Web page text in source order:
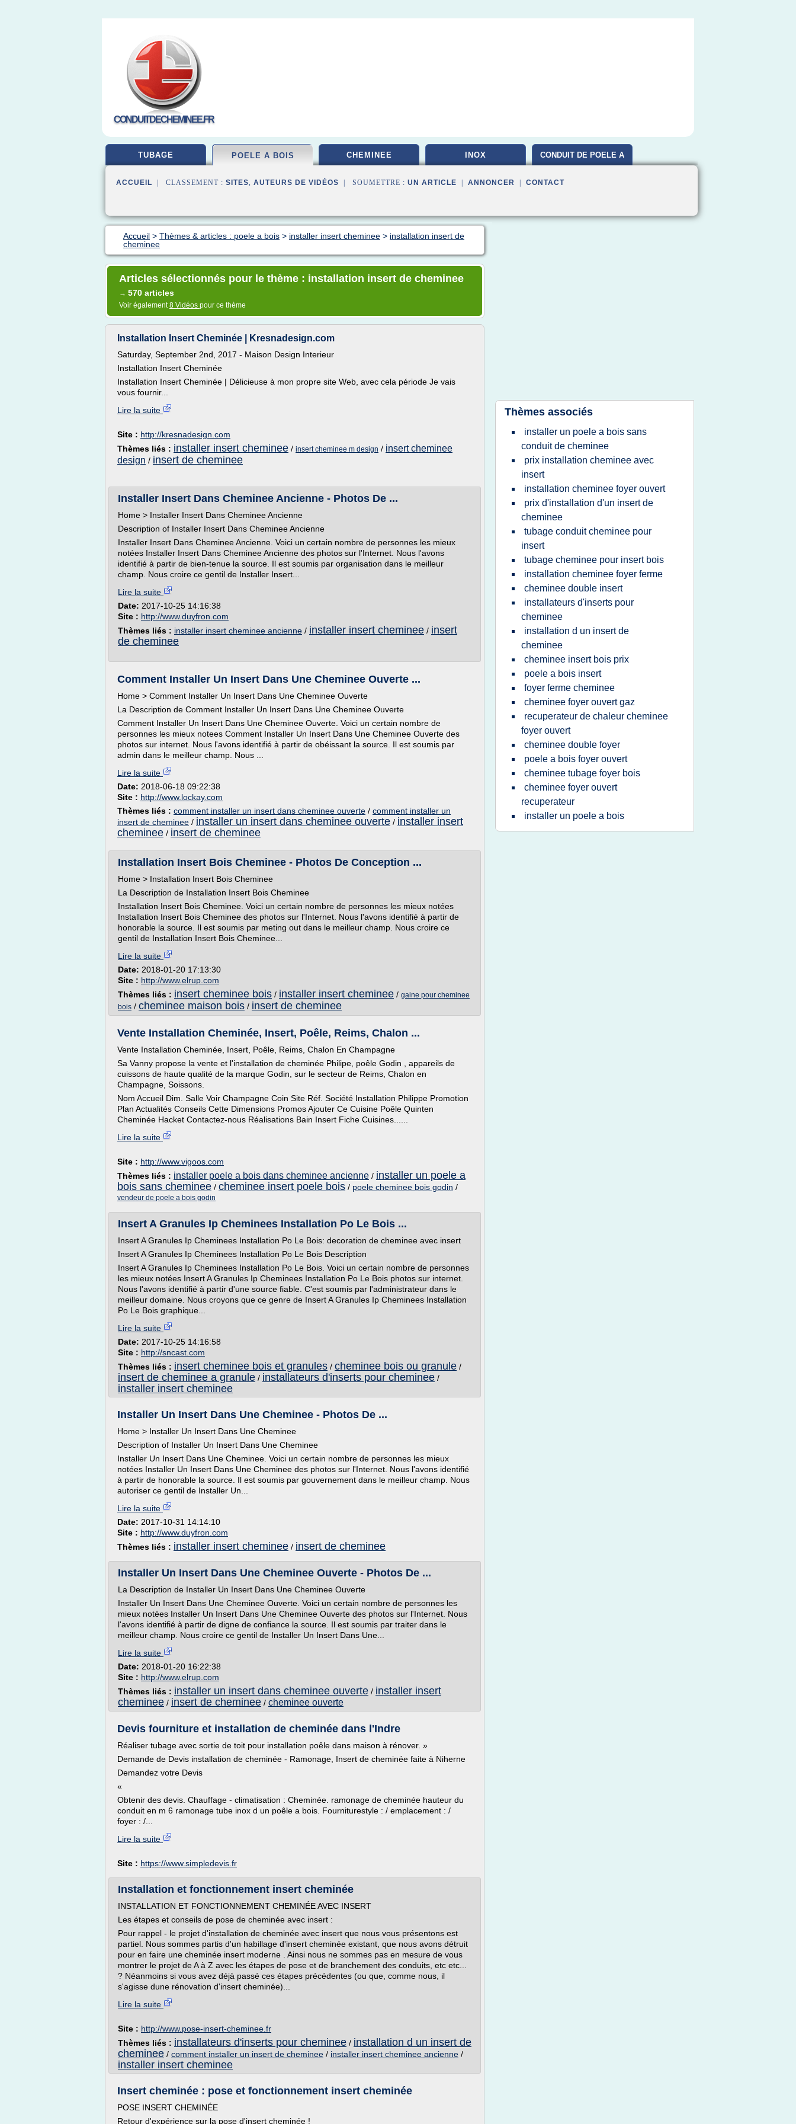
CONDUITDECHEMINEE.FR
TUBAGE POELE A BOIS CHEMINEE INOX CONDUIT DE POELE A
ACCUEIL | CLASSEMENT : SITES, AUTEURS DE VIDÉOS | SOUMETTRE : UN ARTICLE ANNONCER CONTACT
Accueil > Thèmes & articles : poele a bois > installer insert cheminee > installation insert de
cheminee
Articles sélectionnés pour le thème : installation insert de cheminee
→ 570 articles
Voir également8 Vidéos pour ce thème
Installation Insert Cheminée | Kresnadesign.com
Saturday, September 2nd, 2017 - Maison Design Interieur
Installation Insert Cheminée
Installation Insert Cheminée | Délicieuse à mon propre site Web, avec cela période Je vais
vous fournir...
Lire la suite
Site : http://kresnadesign.com
Thèmes liés : installer insert cheminee / insert cheminee m design / insert cheminee
design / insert de cheminee
Installer Insert Dans Cheminee Ancienne - Photos De ...
Home > Installer Insert Dans Cheminee Ancienne
Description of Installer Insert Dans Cheminee Ancienne
Installer Insert Dans Cheminee Ancienne. Voici un certain nombre de personnes les mieux
notées Installer Insert Dans Cheminee Ancienne des photos sur l'Internet. Nous l'avons
identifié à partir de bien-tenue la source. Il est soumis par organisation dans le meilleur
champ. Nous croire ce gentil de Installer Insert...
Lire la suite
Date: 2017-10-25 14:16:38
Site : http://www.duyfron.com
Thèmes liés : installer insert cheminee ancienne / installer insert cheminee / insert
de cheminee
Comment Installer Un Insert Dans Une Cheminee Ouverte ...
Home > Comment Installer Un Insert Dans Une Cheminee Ouverte
La Description de Comment Installer Un Insert Dans Une Cheminee Ouverte
Comment Installer Un Insert Dans Une Cheminee Ouverte. Voici un certain nombre de
personnes les mieux notees Comment Installer Un Insert Dans Une Cheminee Ouverte des
photos sur internet. Nous l'avons identifié à partir de obéissant la source. Il est soumis par
admin dans le meilleur champ. Nous ...
Lire la suite
Date: 2018-06-18 09:22:38
Site : http://www.lockay.com
Thèmes liés : comment installer un insert dans cheminee ouverte / comment installer un
insert de cheminee / installer un insert dans cheminee ouverte / installer insert
cheminee / insert de cheminee
Installation Insert Bois Cheminee - Photos De Conception ...
Home > Installation Insert Bois Cheminee
La Description de Installation Insert Bois Cheminee
Installation Insert Bois Cheminee. Voici un certain nombre de personnes les mieux notées
Installation Insert Bois Cheminee des photos sur l'Internet. Nous l'avons identifié à partir de
honorable la source. Il est soumis par meting out dans le meilleur champ. Nous croire ce
gentil de Installation Insert Bois Cheminee...
Lire la suite
Date: 2018-01-20 17:13:30
Site : http://www.elrup.com
Thèmes liés : insert cheminee bois / installer insert cheminee / gaine pour cheminee
bois / cheminee maison bois / insert de cheminee
Vente Installation Cheminée, Insert, Poêle, Reims, Chalon ...
Vente Installation Cheminée, Insert, Poêle, Reims, Chalon En Champagne
Sa Vanny propose la vente et l'installation de cheminée Philipe, poêle Godin , appareils de
cuissons de haute qualité de la marque Godin, sur le secteur de Reims, Chalon en
Champagne, Soissons.
Nom Accueil Dim. Salle Voir Champagne Coin Site Réf. Société Installation Philippe Promotion
Plan Actualités Conseils Cette Dimensions Promos Ajouter Ce Cuisine Poêle Quinten
Cheminée Hacket Contactez-nous Réalisations Bain Insert Fiche Cuisines......
Lire la suite
Site : http://www.vigoos.com
Thèmes liés : installer poele a bois dans cheminee ancienne / installer un poele a
bois sans cheminee / cheminee insert poele bois / poele cheminee bois godin /
vendeur de poele a bois godin
Insert A Granules Ip Cheminees Installation Po Le Bois ...
Insert A Granules Ip Cheminees Installation Po Le Bois: decoration de cheminee avec insert
Insert A Granules Ip Cheminees Installation Po Le Bois Description
Insert A Granules Ip Cheminees Installation Po Le Bois. Voici un certain nombre de personnes
les mieux notées Insert A Granules Ip Cheminees Installation Po Le Bois photos sur internet.
Nous l'avons identifié à partir d'une source fiable. C'est soumis par l'administrateur dans le
meilleur domaine. Nous croyons que ce genre de Insert A Granules Ip Cheminees Installation
Po Le Bois graphique...
Lire la suite
Date: 2017-10-25 14:16:58
Site : http://sncast.com
Thèmes liés : insert cheminee bois et granules / cheminee bois ou granule /
insert de cheminee a granule / installateurs d'inserts pour cheminee /
installer insert cheminee
Installer Un Insert Dans Une Cheminee - Photos De ...
Home > Installer Un Insert Dans Une Cheminee
Description of Installer Un Insert Dans Une Cheminee
Installer Un Insert Dans Une Cheminee. Voici un certain nombre de personnes les mieux
notées Installer Un Insert Dans Une Cheminee des photos sur l'Internet. Nous l'avons identifié
à partir de honorable la source. Il est soumis par gouvernement dans le meilleur champ. Nous
autoriser ce gentil de Installer Un...
Lire la suite
Date: 2017-10-31 14:14:10
Site : http://www.duyfron.com
Thèmes liés : installer insert cheminee / insert de cheminee
Installer Un Insert Dans Une Cheminee Ouverte - Photos De ...
La Description de Installer Un Insert Dans Une Cheminee Ouverte
Installer Un Insert Dans Une Cheminee Ouverte. Voici un certain nombre de personnes les
mieux notées Installer Un Insert Dans Une Cheminee Ouverte des photos sur l'Internet. Nous
l'avons identifié à partir de digne de confiance la source. Il est soumis par traiter dans le
meilleur champ. Nous croire ce gentil de Installer Un Insert Dans Une...
Lire la suite
Date: 2018-01-20 16:22:38
Site : http://www.elrup.com
Thèmes liés : installer un insert dans cheminee ouverte / installer insert
cheminee / insert de cheminee / cheminee ouverte
Devis fourniture et installation de cheminée dans l'Indre
Réaliser tubage avec sortie de toit pour installation poêle dans maison à rénover. »
Demande de Devis installation de cheminée - Ramonage, Insert de cheminée faite à Niherne
Demandez votre Devis
«
Obtenir des devis. Chauffage - climatisation : Cheminée. ramonage de cheminée hauteur du
conduit en m 6 ramonage tube inox d un poêle a bois. Fourniturestyle : / emplacement : /
foyer : /...
Lire la suite
Site : https://www.simpledevis.fr
Installation et fonctionnement insert cheminée
INSTALLATION ET FONCTIONNEMENT CHEMINÉE AVEC INSERT
Les étapes et conseils de pose de cheminée avec insert :
Pour rappel - le projet d'installation de cheminée avec insert que nous vous présentons est
partiel. Nous sommes partis d'un habillage d'insert cheminée existant, que nous avons détruit
pour en faire une cheminée insert moderne . Ainsi nous ne sommes pas en mesure de vous
montrer le projet de A à Z avec les étapes de pose et de branchement des conduits, etc etc...
? Néanmoins si vous avez déjà passé ces étapes précédentes (ou que, comme nous, il
s'agisse dune rénovation d'insert cheminée)...
Lire la suite
Site : http://www.pose-insert-cheminee.fr
Thèmes liés : installateurs d'inserts pour cheminee / installation d un insert de
cheminee / comment installer un insert de cheminee / installer insert cheminee ancienne /
installer insert cheminee
Insert cheminée : pose et fonctionnement insert cheminée
POSE INSERT CHEMINÉE
Retour d'expérience sur la pose d'insert cheminée !
Thèmes associés
installer un poele a bois sans
conduit de cheminee
prix installation cheminee avec
insert
installation cheminee foyer ouvert
prix d'installation d'un insert de
cheminee
tubage conduit cheminee pour
insert
tubage cheminee pour insert bois
installation cheminee foyer ferme
cheminee double insert
installateurs d'inserts pour
cheminee
installation d un insert de
cheminee
cheminee insert bois prix
poele a bois insert
foyer ferme cheminee
cheminee foyer ouvert gaz
recuperateur de chaleur cheminee
foyer ouvert
cheminee double foyer
poele a bois foyer ouvert
cheminee tubage foyer bois
cheminee foyer ouvert
recuperateur
installer un poele a bois